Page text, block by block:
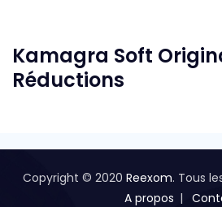
Kamagra Soft
Réductions
Copyright © 2020 Reexom. Tous
A propos